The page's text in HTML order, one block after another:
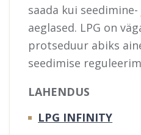
saada kui
aeglased. LPG on
protseduur abiks
seedimise
LAHENDUS
LPG INFINITY